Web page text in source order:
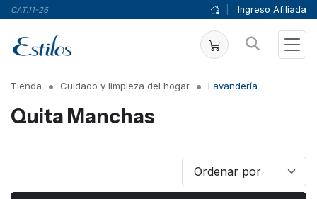
CAT.11-26 Ingreso Afiliada
Tienda Cuidado y limpieza del hogar Lavandería
Quita Manchas